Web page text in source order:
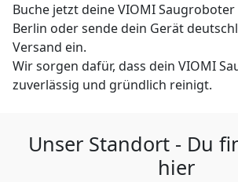
Buche jetzt deine VIOMI
Berlin oder sende dein Gerät
Versand ein.
Wir sorgen dafür, dass dein VIOMI
zuverlässig und gründlich reinigt.
Unser Standort - Du
hier